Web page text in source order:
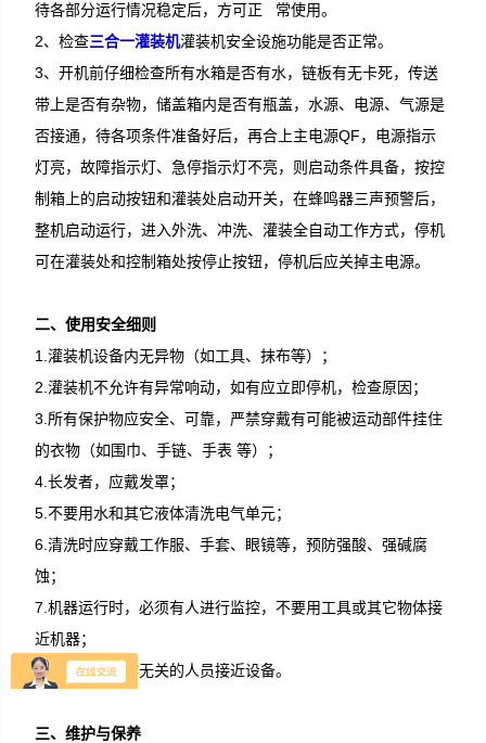
待各部分运行情况稳定后，方可正 常使用。
2、检查三合一灌装机灌装机安全设施功能是否正常。
3、开机前仔细检查所有水箱是否有水，链板有无卡死，传送
带上是否有杂物，储盖箱内是否有瓶盖，水源、电源、气源是
否接通，待各项条件准备好后，再合上主电源QF，电源指示
灯亮，故障指示灯、急停指示灯不亮，则启动条件具备，按控
制箱上的启动按钮和灌装处启动开关，在蜂鸣器三声预警后，
整机启动运行，进入外洗、冲洗、灌装全自动工作方式，停机
可在灌装处和控制箱处按停止按钮，停机后应关掉主电源。
二、使用安全细则
1.灌装机设备内无异物（如工具、抹布等）；
2.灌装机不允许有异常响动，如有应立即停机，检查原因；
3.所有保护物应安全、可靠，严禁穿戴有可能被运动部件挂住
的衣物（如围巾、手链、手表 等）；
4.长发者，应戴发罩；
5.不要用水和其它液体清洗电气单元；
6.清洗时应穿戴工作服、手套、眼镜等，预防强酸、强碱腐
蚀；
7.机器运行时，必须有人进行监控，不要用工具或其它物体接
近机器；
8.不要让与操作无关的人员接近设备。
三、维护与保养